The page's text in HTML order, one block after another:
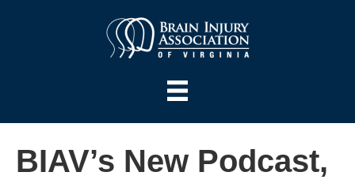
BIAV’s New Podcast,